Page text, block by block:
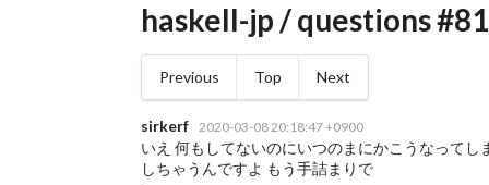
haskell-jp / questions #81
Previous Top Next
sirkerf 2020-03-08 20:18:47 +0900
いえ 何もしてないのにいつのまにかこうなって
しちゃうんですよ もう手詰まりで